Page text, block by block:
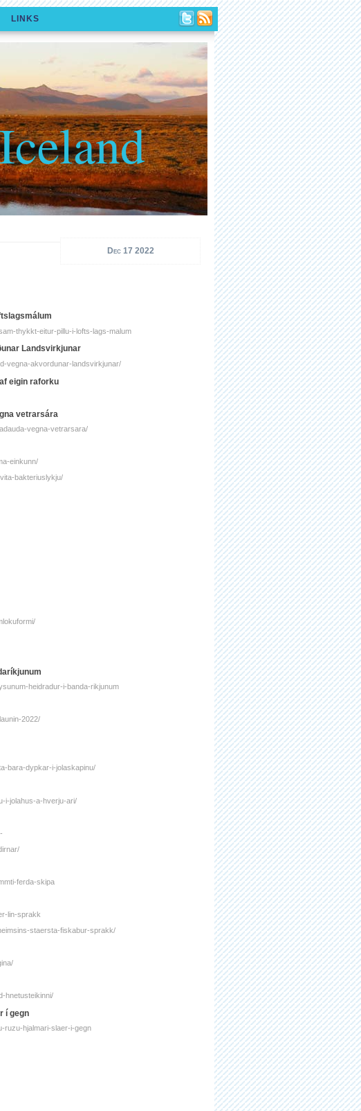
LINKS
Dec 17 2022
thykkt-eitur-pillu-i-lofts-lags-malum
Landsvirkjunar
vegna-akvordunar-landsvirkjunar/
eigin raforku
vetrarsára
vegna-vetrarsara/
einkunn/
bakteriuslykju/
heidradur-i-banda-rikjunum
2022/
bara-dypkar-i-jolaskapinu/
i-jolahus-a-hverju-ari/
ferda-skipa
lin-sprakk
staersta-fiskabur-sprakk/
hnetusteikinni/
í gegn
ruzu-hjalmari-slaer-i-gegn